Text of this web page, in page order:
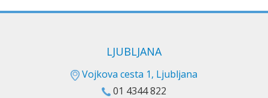
LJUBLJANA
Vojkova cesta 1, Ljubljana
01 4344 822